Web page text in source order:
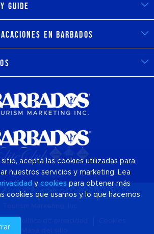
Guide
en Barbados
oficial de Destino Barbadosy Barbados
acepta las cookies utilizadas para
nuestros servicios y marketing. Lea
y cookies para obtener más
cookies que usamos y lo que hacemos